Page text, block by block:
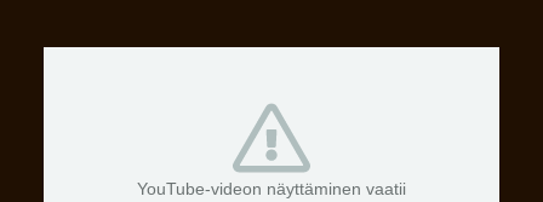
YouTube-videon näyttäminen vaatii